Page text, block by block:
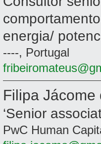
energia/
----, Portugal
Filipa Jácome
‘Senior
PwC Human